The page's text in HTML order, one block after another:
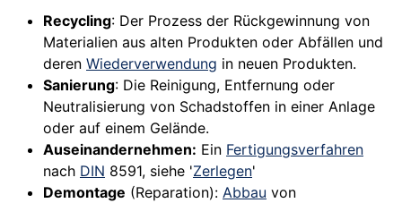
Recycling: Der Prozess der Rückgewinnung von
Materialien aus alten Produkten oder Abfällen und
deren Wiederverwendung in neuen Produkten.
Sanierung: Die Reinigung, Entfernung oder
Neutralisierung von Schadstoffen in einer Anlage
oder auf einem Gelände.
Auseinandernehmen: Ein Fertigungsverfahren
nach DIN 8591, siehe 'Zerlegen'
Demontage (Reparation): Abbau von